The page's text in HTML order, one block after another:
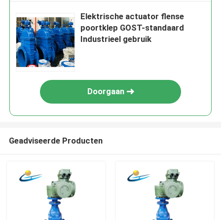
Elektrische actuator flense
poortklep GOST-standaard
Industrieel gebruik
Doorgaan
Geadviseerde Producten